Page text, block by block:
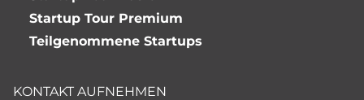
Startup Tour Premium
Teilgenommene Startups
KONTAKT AUFNEHMEN